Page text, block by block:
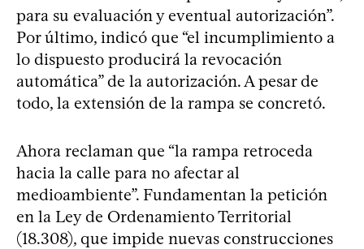
para su evaluación y eventual autorización”.
Por último, indicó que “el incumplimiento a
lo dispuesto producirá la revocación
automática” de la autorización. A pesar de
todo, la extensión de la rampa se concretó.
Ahora reclaman que “la rampa retroceda
hacia la calle para no afectar al
medioambiente”. Fundamentan la petición
en la Ley de Ordenamiento Territorial
(18.308), que impide nuevas construcciones